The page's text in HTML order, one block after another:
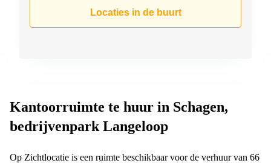
Kantoorruimte
Coworking
space
Zwolle
Haarlem
Locaties in de buurt
Kantoorruimte te huur in Schagen,
bedrijvenpark Langeloop
Op Zichtlocatie is een ruimte beschikbaar voor de verhuur van 66